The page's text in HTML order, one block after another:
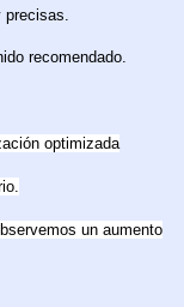
recomendado.
optimizada
un aumento